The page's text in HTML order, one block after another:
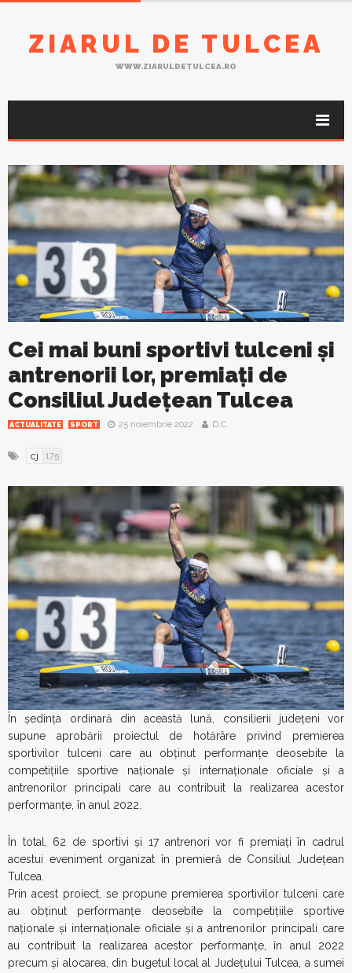
ZIARUL DE TULCEA
WWW.ZIARULDETULCEA.RO
Cei mai buni sportivi tulceni și
antrenorii lor, premiați de
Consiliul Județean Tulcea
ACTUALITATE SPORT 25 noiembrie 2022 D.C.
cj 175
În ședința ordinară din această lună, consilierii județeni vor
supune aprobării proiectul de hotărâre privind premierea
sportivilor tulceni care au obținut performanțe deosebite la
competițiile sportive naționale și internaționale oficiale și a
antrenorilor principali care au contribuit la realizarea acestor
performanțe, în anul 2022.
În total, 62 de sportivi și 17 antrenori vor fi premiați în cadrul
acestui eveniment organizat în premieră de Consiliul Județean
Tulcea.
Prin acest proiect, se propune premierea sportivilor tulceni care
au obținut performanțe deosebite la competițiile sportive
naționale și internaționale oficiale și a antrenorilor principali care
au contribuit la realizarea acestor performanțe, în anul 2022
precum şi alocarea, din bugetul local al Judeţului Tulcea, a sumei